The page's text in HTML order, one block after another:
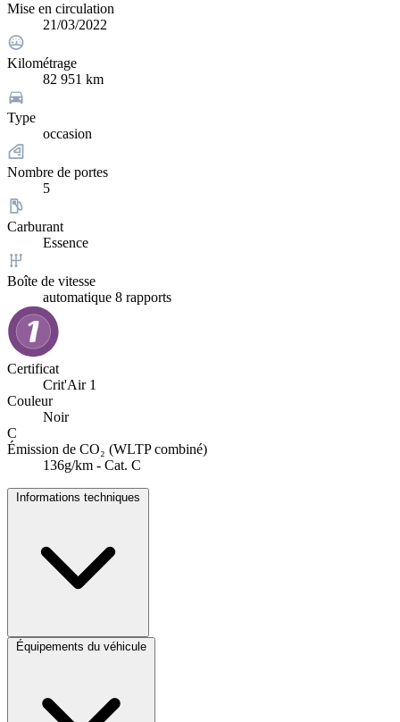
Mise en circulation
21/03/2022
Kilométrage
82 951 km
Type
occasion
Nombre de portes
5
Carburant
Essence
Boîte de vitesse
automatique 8 rapports
Certificat
Crit'Air 1
Couleur
Noir
C
Émission de CO₂ (WLTP combiné)
136g/km - Cat. C
Informations techniques
Équipements du véhicule